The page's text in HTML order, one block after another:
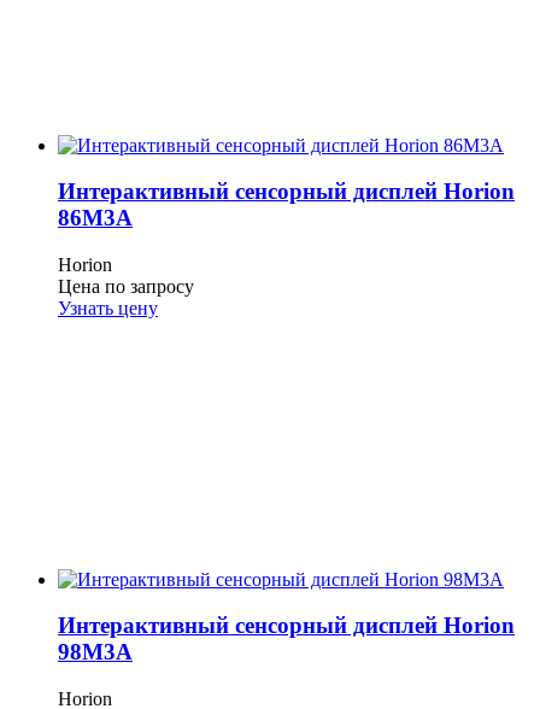
Интерактивный сенсорный дисплей Horion
86M3A
Horion
Цена по запросу
Узнать цену
Интерактивный сенсорный дисплей Horion
98M3A
Horion